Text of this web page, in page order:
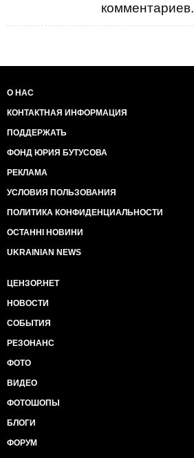
комментариев.
О НАС
КОНТАКТНАЯ ИНФОРМАЦИЯ
ПОДДЕРЖАТЬ
ФОНД ЮРИЯ БУТУСОВА
РЕКЛАМА
УСЛОВИЯ ПОЛЬЗОВАНИЯ
ПОЛИТИКА КОНФИДЕНЦИАЛЬНОСТИ
ОСТАННІ НОВИНИ
UKRAINIAN NEWS
ЦЕНЗОР.НЕТ
НОВОСТИ
СОБЫТИЯ
РЕЗОНАНС
ФОТО
ВИДЕО
ФОТОШОПЫ
БЛОГИ
ФОРУМ